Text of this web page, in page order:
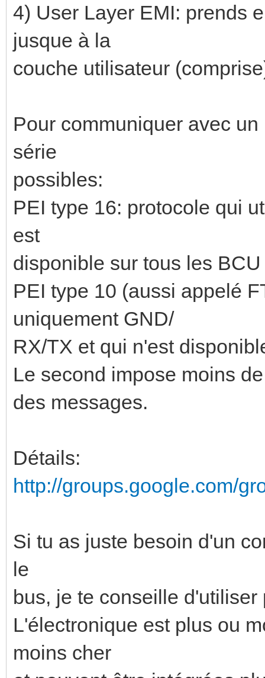
4) User Layer EMI: prends
jusque à la
couche utilisateur
Pour communiquer avec
série
possibles:
PEI type 16: protocole qui
est
disponible sur tous les BCU
PEI type 10 (aussi appelé
uniquement GND/
RX/TX et qui n'est
Le second impose moins
des messages.
Détails:
http://groups.google.com/
Si tu as juste besoin d'un
le
bus, je te conseille
L'électronique est plus ou
moins cher